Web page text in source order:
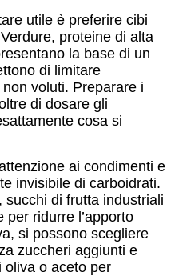
utile è preferire cibi
proteine di alta
la base di un
di limitare
non voluti. Preparare i
di dosare gli
cosa si
ai condimenti e
invisibile di carboidrati.
succhi di frutta industriali
ridurre l’apporto
si possono scegliere
zuccheri aggiunti e
oliva o aceto per